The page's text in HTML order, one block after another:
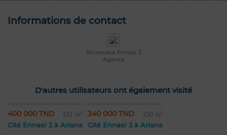
Informations de contact
Tecnocasa Ennasr 2
Agence
D'autres utilisateurs ont également visité
400 000 TND 141 m²
Cité Ennasr 2 à Ariana
340 000 TND 150 m²
Cité Ennasr 2 à Ariana